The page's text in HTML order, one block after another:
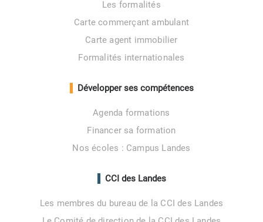
Les formalités
Carte commerçant ambulant
Carte agent immobilier
Formalités internationales
Développer ses compétences
Agenda formations
Financer sa formation
Nos écoles : Campus Landes
CCI des Landes
Les membres du bureau de la CCI des Landes